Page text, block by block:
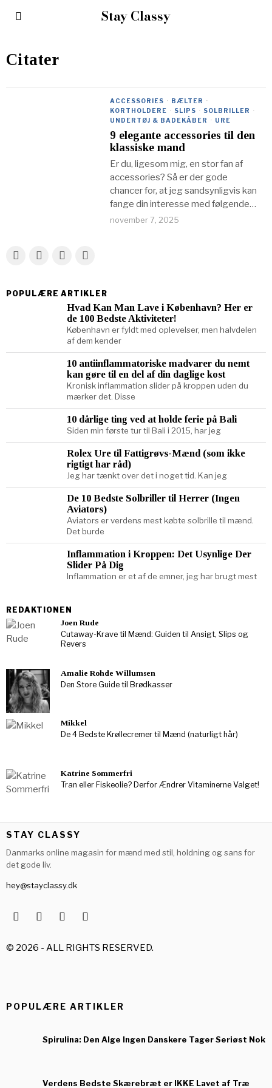
Stay Classy
Citater
ACCESSORIES · BÆLTER ·
KORTHOLDERE · SLIPS · SOLBRILLER ·
UNDERTØJ & BADEKÅBER · URE
9 elegante accessories til den
klassiske mand
Er du, ligesom mig, en stor fan af
accessories? Så er der gode
chancer for, at jeg sandsynligvis kan
fange din interesse med følgende
menukort. Det er nemlig lige
november 7, 2025
POPULÆRE ARTIKLER
Hvad Kan Man Lave i København? Her er
de 100 Bedste Aktiviteter!
København er fyldt med oplevelser, men halvdelen
af dem kender
10 antiinflammatoriske madvarer du nemt
kan gøre til en del af din daglige kost
Kronisk inflammation slider på kroppen uden du
mærker det. Disse
10 dårlige ting ved at holde ferie på Bali
Siden min første tur til Bali i 2015, har jeg
Rolex Ure til Fattigrøvs-Mænd (som ikke
rigtigt har råd)
Jeg har tænkt over det i noget tid. Kan jeg
De 10 Bedste Solbriller til Herrer (Ingen
Aviators)
Aviators er verdens mest købte solbrille til mænd.
Det burde
Inflammation i Kroppen: Det Usynlige Der
Slider På Dig
Inflammation er et af de emner, jeg har brugt mest
REDAKTIONEN
Joen Rude
Cutaway-Krave til Mænd: Guiden til Ansigt, Slips og
Revers
Amalie Rohde Willumsen
Den Store Guide til Brødkasser
Mikkel
De 4 Bedste Krøllecremer til Mænd (naturligt hår)
Katrine Sommerfri
Tran eller Fiskeolie? Derfor Ændrer Vitaminerne Valget!
STAY CLASSY
Danmarks online magasin for mænd med stil, holdning og sans for
det gode liv.
hey@stayclassy.dk
© 2026 - ALL RIGHTS RESERVED.
POPULÆRE ARTIKLER
Spirulina: Den Alge Ingen Danskere Tager Seriøst Nok
Verdens Bedste Skærebræt er IKKE Lavet af Træ